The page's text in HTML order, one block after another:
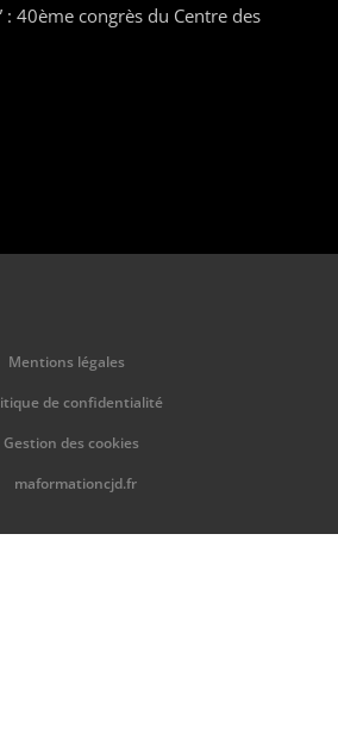
: 40ème congrès du Centre des
Mentions légales
de confidentialité
Gestion des cookies
maformationcjd.fr